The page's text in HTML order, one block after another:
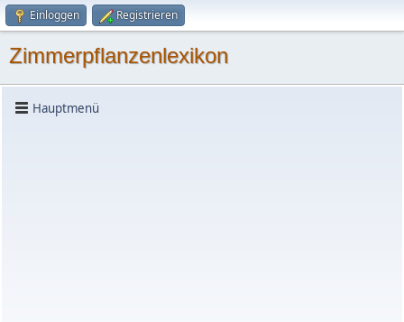
Einloggen Registrieren
Zimmerpflanzenlexikon
Hauptmenü